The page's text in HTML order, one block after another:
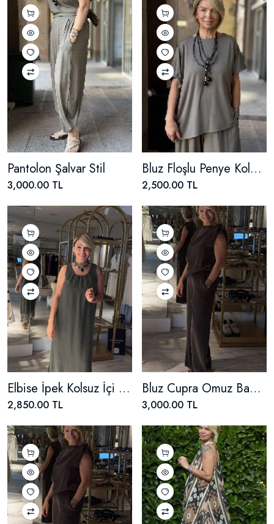
Pantolon Şalvar Stil
3,000.00 TL
Bluz Floşlu Penye Kolu Bağlamalı
2,500.00 TL
Elbise İpek Kolsuz İçi Astarlı
2,850.00 TL
Bluz Cupra Omuz Bağçık Detaylı
3,000.00 TL